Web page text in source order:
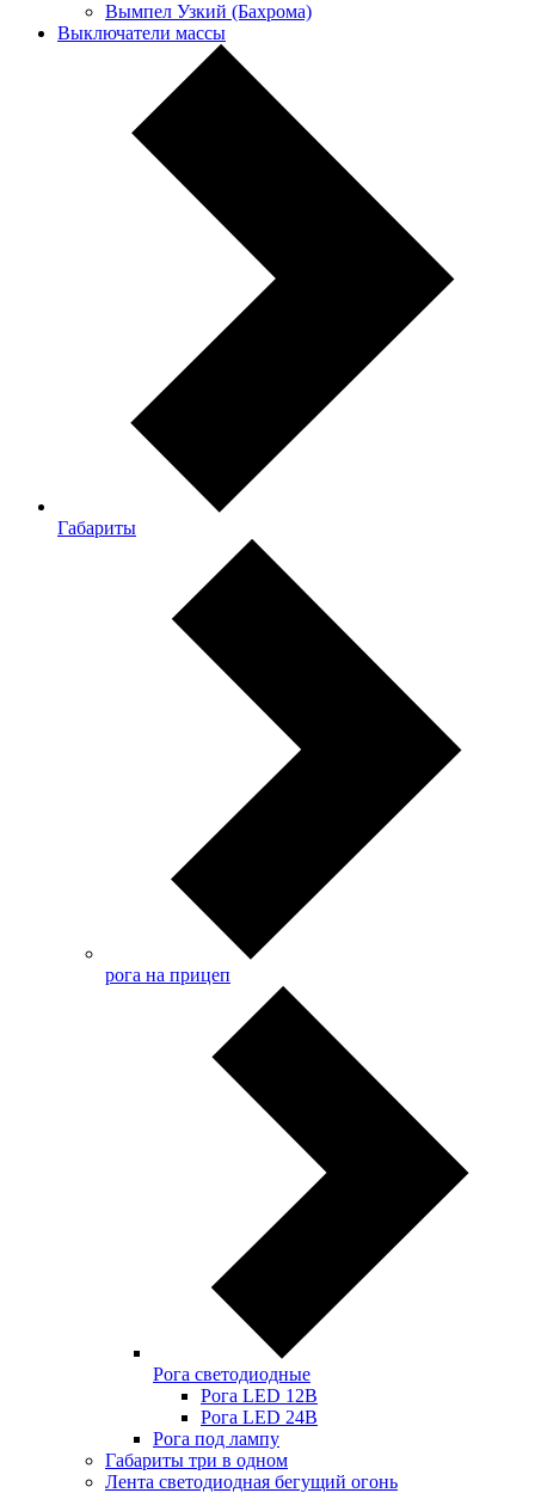
Вымпел Узкий (Бахрома)
Выключатели массы
Габариты
рога на прицеп
Рога светодиодные
Рога LED 12В
Рога LED 24В
Рога под лампу
Габариты три в одном
Лента светодиодная бегущий огонь